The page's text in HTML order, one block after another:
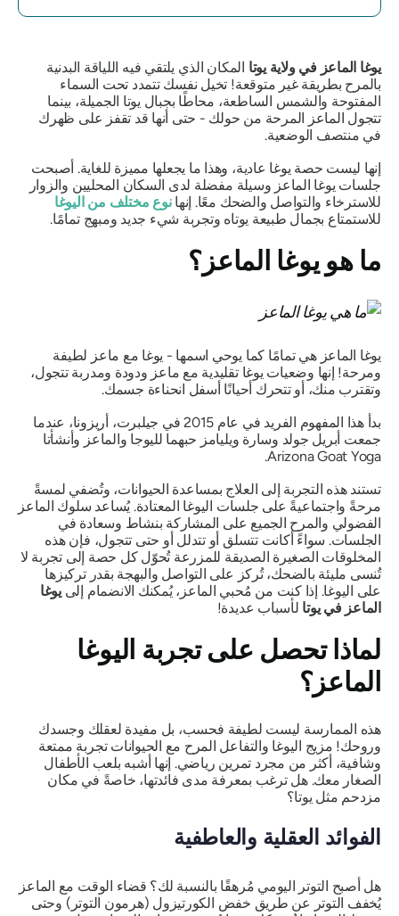
يوغا الماعز في ولاية يوتاالمكان الذي يلتقي فيه اللياقة البدنية
بالمرح بطريقة غير متوقعة! تخيل نفسك تتمدد تحت السماء
المفتوحة والشمس الساطعة، محاطًا بجبال يوتا الجميلة، بينما
تتجول الماعز المرحة من حولك - حتى أنها قد تقفز على ظهرك
في منتصف الوضعية.
إنها ليست حصة يوغا عادية، وهذا ما يجعلها مميزة للغاية. أصبحت
جلسات يوغا الماعز وسيلة مفضلة لدى السكان المحليين والزوار
للاسترخاء والتواصل والضحك معًا. إنهانوع مختلف من اليوغا
للاستمتاع بجمال طبيعة يوتاه وتجربة شيء جديد ومبهج تمامًا.
ما هو يوغا الماعز؟
يوغا الماعز هي تمامًا كما يوحي اسمها - يوغا مع ماعز لطيفة
ومرحة! إنها وضعيات يوغا تقليدية مع ماعز ودودة ومدربة تتجول،
وتقترب منك، أو تتحرك أحيانًا أسفل انحناءة جسمك.
بدأ هذا المفهوم الفريد في عام 2015 في جيلبرت، أريزونا، عندما
جمعت أبريل جولد وسارة ويليامز حبهما لليوجا والماعز وأنشأتا
Arizona GoatYoga
.
تستند هذه التجربة إلى العلاج بمساعدة الحيوانات، وتُضفي لمسةً
مرحةً واجتماعيةً على جلسات اليوغا المعتادة. يُساعد سلوك الماعز
الفضولي والمرح الجميع على المشاركة بنشاط وسعادة في
الجلسات. سواءً أكانت تتسلق أو تتدلل أو حتى تتجول، فإن هذه
المخلوقات الصغيرة الصديقة للمزرعة تُحوّل كل حصة إلى تجربة لا
تُنسى مليئة بالضحك، تُركز على التواصل والبهجة بقدر تركيزها
على اليوغا. إذا كنت من مُحبي الماعز، يُمكنك الانضمام إلى يوغا
الماعزفي يوتالأسباب عديدة!
لماذا تحصل على تجربة اليوغا
الماعز؟
هذه الممارسة ليست لطيفة فحسب، بل مفيدة لعقلك وجسدك
وروحك! مزيج اليوغا والتفاعل المرح مع الحيوانات تجربة ممتعة
وشافية، أكثر من مجرد تمرين رياضي. إنها أشبه بلعب الأطفال
الصغار معك. هل ترغب بمعرفة مدى فائدتها، خاصةً في مكان
مزدحم مثل يوتا؟
الفوائد العقلية والعاطفية
هل أصبح التوتر اليومي مُرهقًا بالنسبة لك؟ قضاء الوقت مع الماعز
يُخفف التوتر عن طريق خفض الكورتيزول (هرمون التوتر) وحتى